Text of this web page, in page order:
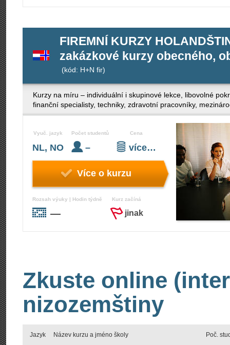
FIREMNÍ KURZY
zakázkové kurzy obecného,
(kód: H+N fir)
Kurzy na míru – individuální i skupinové lekce, libovolné
finanční specialisty, techniky, zdravotní pracovníky,
Vyuč. jazyk
NL, NO
Počet studentů
–
Cena
více…
Více o kurzu
Rozsah výuky | Hodin týdně
—
Kurz začíná
jinak
Zkuste online
nizozemštiny
Jazyk Název kurzu a jméno školy Poč.